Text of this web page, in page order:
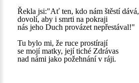
Řekla jsi:"Ať ten, kdo nám štěstí dává,
dovolí, aby i smrti na pokraji
nás jeho Duch provázet nepřestával!"
Tu bylo mi, že ruce prostírají
se mojí matky, její tiché Zdrávas
nad námi jako požehnání v ráji.